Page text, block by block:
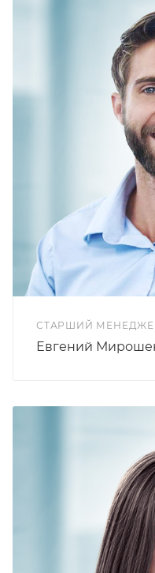
СТАРШИЙ
Евгений